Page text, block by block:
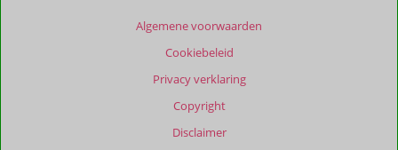
Algemene voorwaarden
Cookiebeleid
Privacy verklaring
Copyright
Disclaimer